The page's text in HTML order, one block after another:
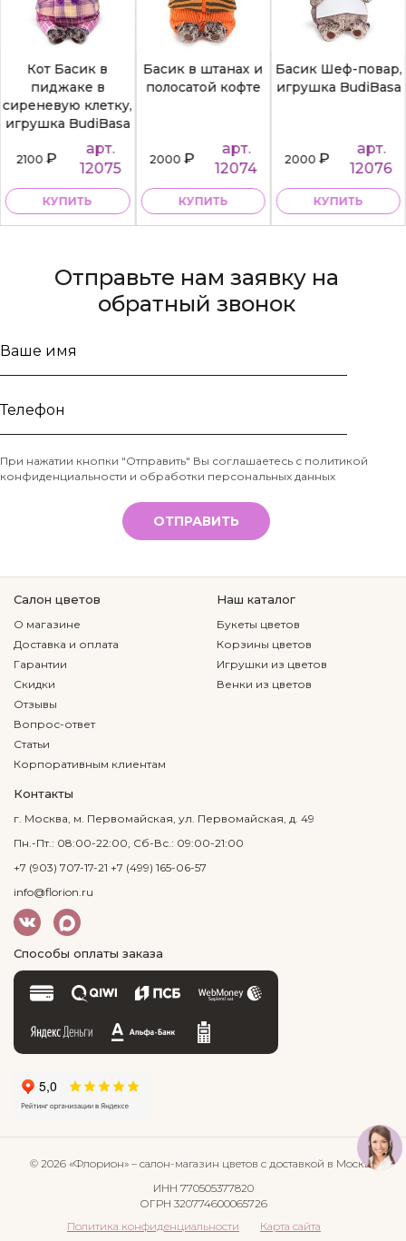
Кот Басик в
пиджаке в
сиреневую клетку,
игрушка BudiBasa
2100₽
арт.
12075
КУПИТЬ
Басик в штанах и
полосатой кофте
2000₽
арт.
12074
КУПИТЬ
Басик Шеф-повар,
игрушка BudiBasa
2000₽
арт.
12076
КУПИТЬ
Отправьте нам заявку на
обратный звонок
Ваше
Телефон
*
При нажатии кнопки "Отправить" Вы соглашаетесь с политикой
конфиденциальности и обработки персональных данных
ОТПРАВИТЬ
Салон цветов
О магазине
Доставка и оплата
Гарантии
Скидки
Отзывы
Вопрос-ответ
Статьи
Корпоративным клиентам
Наш каталог
Букеты цветов
Корзины цветов
Игрушки из цветов
Венки из цветов
Контакты
г. Москва, м. Первомайская, ул. Первомайская, д. 49
Пн.-Пт.: 08:00-22:00, Сб-Вс.: 09:00-21:00
+7 (903) 707-17-21 +7 (499) 165-06-57
info@florion.ru
Способы оплаты заказа
© 2026 «Флорион» – салон-магазин цветов с доставкой в Москве
ИНН 770505377820
ОГРН 320774600065726
Политика конфиденциальности
Карта сайта